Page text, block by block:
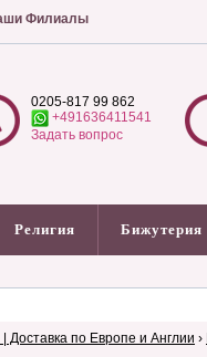
Филиалы
0205-817 99 862
+491636411541
Задать вопрос
Религия Бижутерия
Доставка по Европе и Англии ›